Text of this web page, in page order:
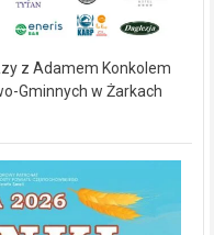
z Adamem Konkolem
Gminnych w Żarkach